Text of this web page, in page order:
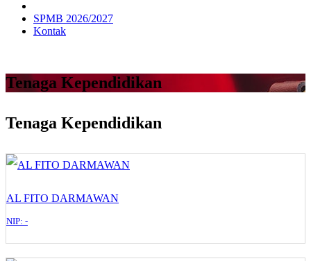
SPMB 2026/2027
Kontak
Tenaga Kependidikan
Tenaga Kependidikan
AL FITO DARMAWAN
NIP: -